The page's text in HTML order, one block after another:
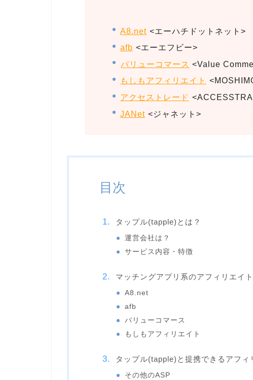
A8.net <エーハチドットネット>
afb <エーエフビー>
バリューコマース <Value
もしもアフィリエイト
アクセストレード
JANet <ジャネット>
目次
タップル(tapple)とは？
運営会社は？
サービス内容・特徴
マッチングアプリ系のアフィリエイ
A8.net
afb
バリューコマース
もしもアフィリエイト
タップル(tapple)と提携できるアフィ
その他のASP